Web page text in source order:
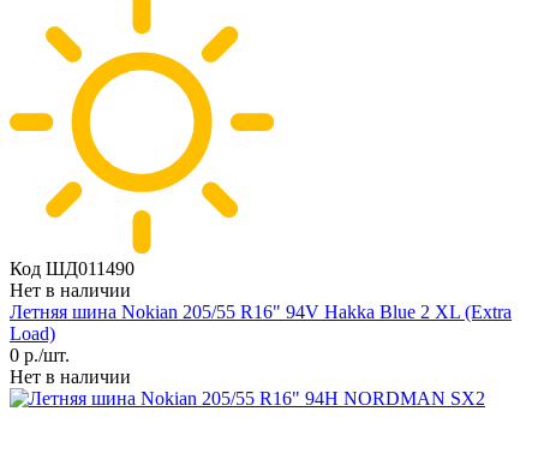
Код ШД011490
Нет в наличии
Летняя шина Nokian 205/55 R16" 94V Hakka Blue 2 XL (Extra
Load)
0 р./шт.
Нет в наличии